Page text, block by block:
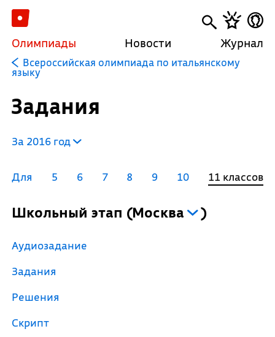
Олимпиады Новости Журнал
Всероссийская олимпиада по итальянскому
языку
Задания
За 2016 год
Для 5 6 7 8 9 10 11 классов
Школьный этап (Москва )
Аудиозадание
Задания
Решения
Скрипт